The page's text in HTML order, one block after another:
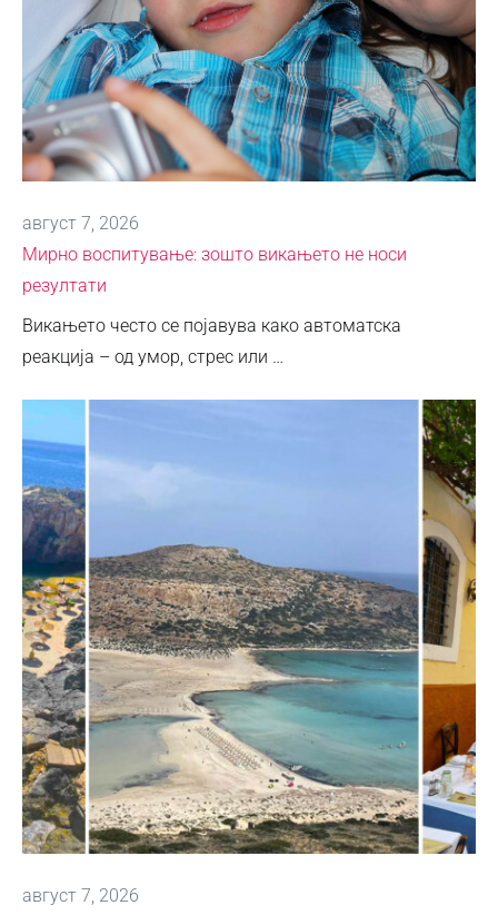
август 7, 2026
Мирно воспитување: зошто викањето не носи
резултати
Викањето често се појавува како автоматска
реакција – од умор, стрес или …
август 7, 2026